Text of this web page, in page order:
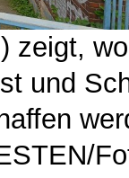
zeigt,
und